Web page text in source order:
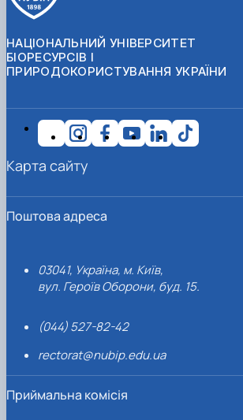
НАЦІОНАЛЬНИЙ УНІВЕРСИТЕТ
БІОРЕСУРСІВ І
ПРИРОДОКОРИСТУВАННЯ УКРАЇНИ
Поштова адреса
03041, Україна, м. Київ,
вул. Героїв Оборони, буд. 15.
(044) 527-82-42
rectorat@nubip.edu.ua
Приймальна комісія
Карта сайту